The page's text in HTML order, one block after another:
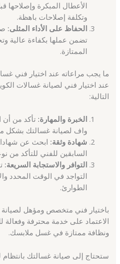
الأعطال المبكرة وإصلاحها
وتكلفة إصلاحات باهظة.
الحفاظ على الأداء المثلى:
تضمن عملها بكفاءة عالية
الممتازة.
ما يجب مراعاته عند اختيار فني
عند اختيار فني لصيانة غسالات
التالية:
الخبرة والمهارة: تأكد من أن
واف لصيانة غسالتك بشكل
شهادة وثقة: ابحث عن
السابقين للفني للتأكد من
التوافر والاستجابة السريعة:
التواجد في الوقت المحدد
الطوارئ.
باختيار فني متخصص ومؤهل
الاعتماد على خدمة محترفة وفعالة
ونظافة ممتازة في غسل ملابسك.
ستحتاج إلى صيانة غسالتك بانتظام